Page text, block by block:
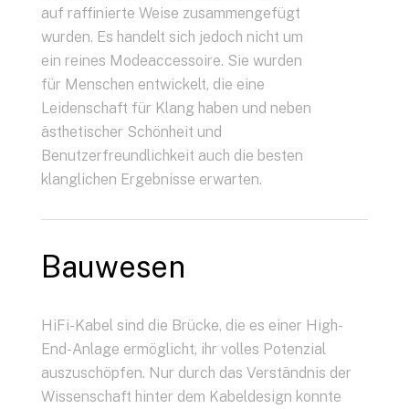
auf raffinierte Weise zusammengefügt
wurden. Es handelt sich jedoch nicht um
ein reines Modeaccessoire. Sie wurden
für Menschen entwickelt, die eine
Leidenschaft für Klang haben und neben
ästhetischer Schönheit und
Benutzerfreundlichkeit auch die besten
klanglichen Ergebnisse erwarten.
Bauwesen
HiFi-Kabel sind die Brücke, die es einer High-
End-Anlage ermöglicht, ihr volles Potenzial
auszuschöpfen. Nur durch das Verständnis der
Wissenschaft hinter dem Kabeldesign konnte